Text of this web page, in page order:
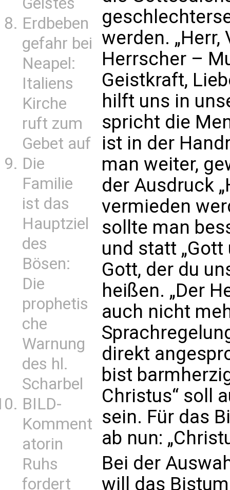
Erdbeben
gefahr bei
Neapel:
Italiens
Kirche
ruft zum
Gebet auf
Die
Familie
ist das
Hauptziel
des
Bösen:
Die
prophetis
che
Warnung
des hl.
Scharbel
BILD-
Komment
atorin
Ruhs
fordert
werden. „Herr,
Herrscher –
Geistkraft,
hilft uns in
spricht die
ist in der
man weiter,
der Ausdruck
vermieden
sollte man
und statt „Gott
Gott, der du
heißen. „Der
auch nicht
direkt
bist
Christus“ soll
sein. Für das
ab nun:
Bei der
will das